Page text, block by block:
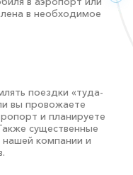
в необходимое
поездки «туда-
вы провожаете
и планируете
существенные
компании и